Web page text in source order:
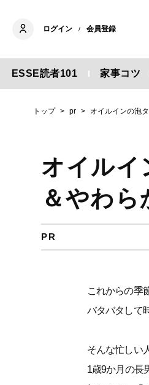
ログイン / 会員登録
ESSE読者101 家事コツ
トップ pr オイルインの泡
オイルイ
＆やわら
PR
これからの季
バタバタして
そんな忙しい
1歳9か月の長